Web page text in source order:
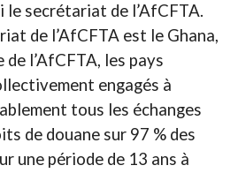
le secrétariat de l’AfCFTA.
de l’AfCFTA est le Ghana,
de l’AfCFTA, les pays
engagés à
tous les échanges
de douane sur 97 % des
une période de 13 ans à